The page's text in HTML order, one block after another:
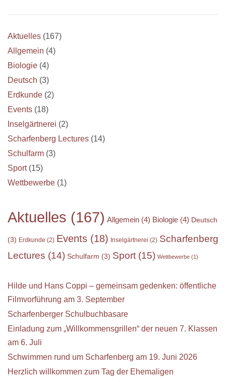
Aktuelles (167)
Allgemein (4)
Biologie (4)
Deutsch (3)
Erdkunde (2)
Events (18)
Inselgärtnerei (2)
Scharfenberg Lectures (14)
Schulfarm (3)
Sport(15)
Wettbewerbe (1)
Aktuelles (167) Allgemein (4) Biologie (4) Deutsch
(3) Erdkunde (2) Events (18) Inselgärtnerei (2) Scharfenberg
Lectures (14) Schulfarm (3) Sport (15) Wettbewerbe (1)
Hilde und Hans Coppi – gemeinsam gedenken: öffentliche
Filmvorführung am 3. September
Scharfenberger Schulbuchbasare
Einladung zum „Willkommensgrillen“ der neuen 7. Klassen
am 6. Juli
Schwimmen rund um Scharfenberg am 19. Juni 2026
Herzlich willkommen zum Tag der Ehemaligen